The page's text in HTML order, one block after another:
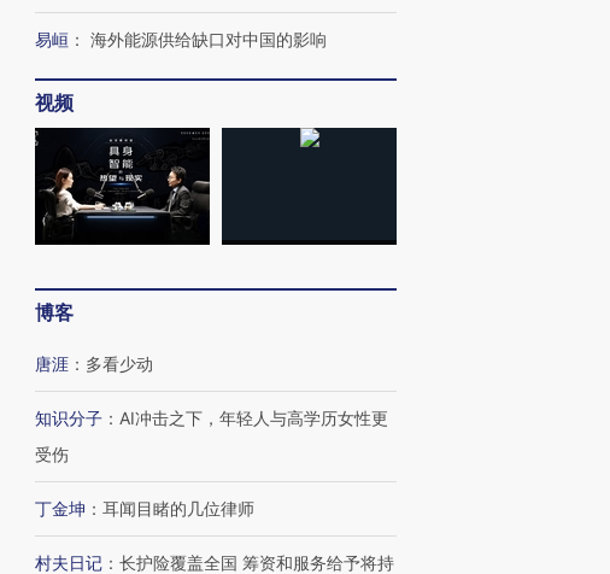
易峘 ： 海外能源供给缺口对中国的影响
视频
博客
唐涯 ： 多看少动
知识分子 ： AI冲击之下，年轻人与高学历女性更
受伤
丁金坤 ： 耳闻目睹的几位律师
村夫日记 ： 长护险覆盖全国 筹资和服务给予将持